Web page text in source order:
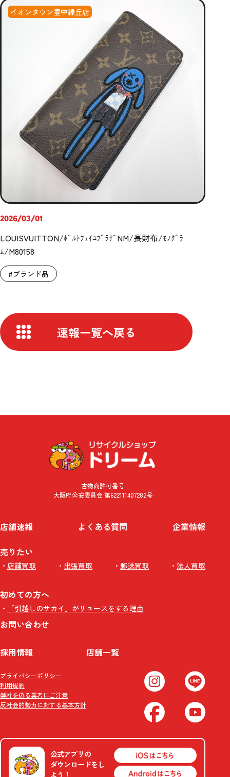
イオンタウン豊中緑丘店
2026/03/01
LOUISVUITTON/ﾎﾟﾙﾄﾌｪｲﾕﾌﾞﾗｻﾞNM/長財布/ﾓﾉｸﾞﾗ
ﾑ/M80158
#ブランド品
速報一覧へ戻る
古物商許可番号
大阪府公安委員会 第622111407282号
店舗速報 よくある質問 企業情報
売りたい
店舗買取 出張買取 郵送買取 法人買取
初めての方へ
「引越しのサカイ」がリユースをする理由
お問い合わせ
採用情報 店舗一覧
プライバシーポリシー
利用規約
弊社を偽る業者にご注意
反社会的勢力に対する基本方針
公式アプリの
ダウンロードをし
よう！